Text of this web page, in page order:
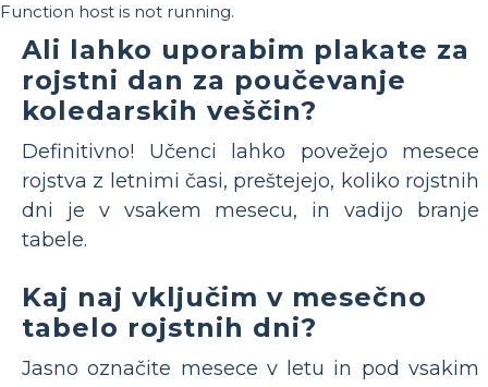
Function host is not running.
Ali lahko uporabim plakate za
rojstni dan za poučevanje
koledarskih veščin?
Definitivno! Učenci lahko povežejo mesece
rojstva z letnimi časi, preštejejo, koliko rojstnih
dni je v vsakem mesecu, in vadijo branje
tabele.
Kaj naj vključim v mesečno
tabelo rojstnih dni?
Jasno označite mesece v letu in pod vsakim